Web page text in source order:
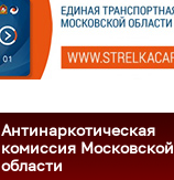
Антинаркотическая
комиссия Московской
области